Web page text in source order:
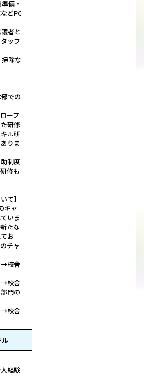
備・
どPC
者と
ッフ
除な
での
ープ
研修
ル研
りま
制度
修も
て】
キャ
いま
たな
お
チャ
→校舎
→校舎
門の
→校舎
ル
経験